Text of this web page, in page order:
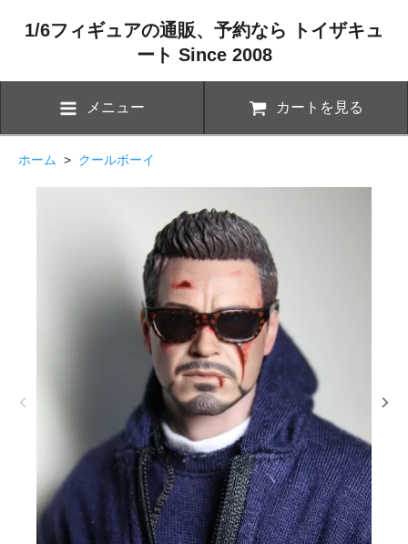
1/6フィギュアの通販、予約なら トイザキュ
ート Since 2008
メニュー カートを見る
ホーム > クールボーイ